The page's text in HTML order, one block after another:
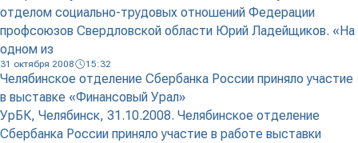
отделом социально-трудовых отношений Федерации
профсоюзов Свердловской области Юрий Ладейщиков. «На
одном из
31 октября 2008 15:32
Челябинское отделение Сбербанка России приняло участие
в выставке «Финансовый Урал»
УрБК, Челябинск, 31.10.2008. Челябинское отделение
Сбербанка России приняло участие в работе выставки